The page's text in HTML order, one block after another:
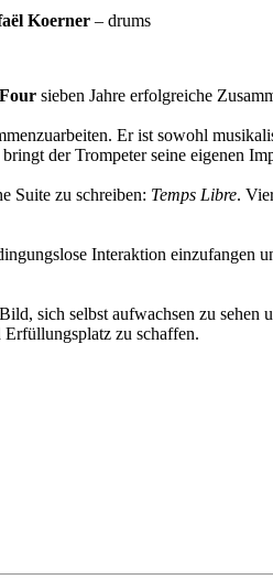
Koerner – drums
sieben Jahre erfolgreiche
Er ist sowohl
der Trompeter seine eigenen
Suite zu schreiben: Temps Libre.
Interaktion einzufangen
sich selbst aufwachsen zu sehen
zu schaffen.